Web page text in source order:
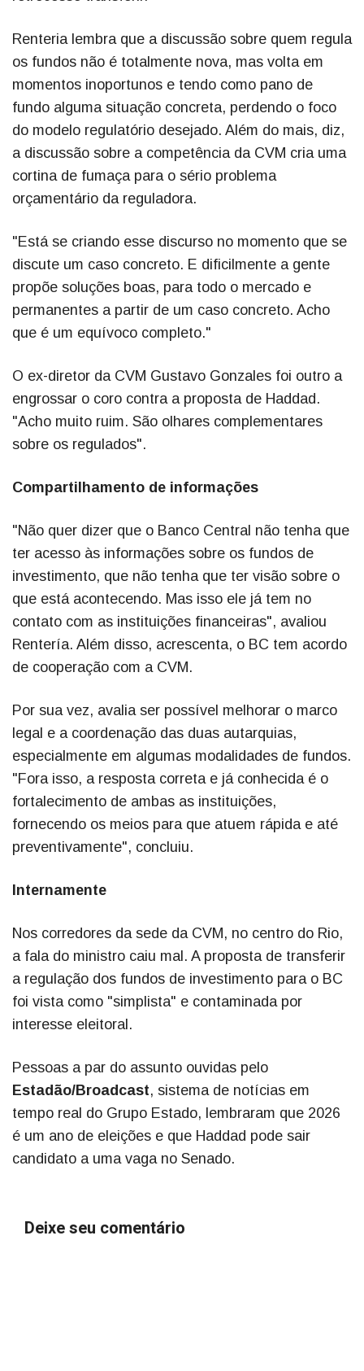
Renteria lembra que a discussão sobre quem regula
os fundos não é totalmente nova, mas volta em
momentos inoportunos e tendo como pano de
fundo alguma situação concreta, perdendo o foco
do modelo regulatório desejado. Além do mais, diz,
a discussão sobre a competência da CVM cria uma
cortina de fumaça para o sério problema
orçamentário da reguladora.
"Está se criando esse discurso no momento que se
discute um caso concreto. E dificilmente a gente
propõe soluções boas, para todo o mercado e
permanentes a partir de um caso concreto. Acho
que é um equívoco completo."
O ex-diretor da CVM Gustavo Gonzales foi outro a
engrossar o coro contra a proposta de Haddad.
"Acho muito ruim. São olhares complementares
sobre os regulados".
Compartilhamento de informações
"Não quer dizer que o Banco Central não tenha que
ter acesso às informações sobre os fundos de
investimento, que não tenha que ter visão sobre o
que está acontecendo. Mas isso ele já tem no
contato com as instituições financeiras", avaliou
Rentería. Além disso, acrescenta, o BC tem acordo
de cooperação com a CVM.
Por sua vez, avalia ser possível melhorar o marco
legal e a coordenação das duas autarquias,
especialmente em algumas modalidades de fundos.
"Fora isso, a resposta correta e já conhecida é o
fortalecimento de ambas as instituições,
fornecendo os meios para que atuem rápida e até
preventivamente", concluiu.
Internamente
Nos corredores da sede da CVM, no centro do Rio,
a fala do ministro caiu mal. A proposta de transferir
a regulação dos fundos de investimento para o BC
foi vista como "simplista" e contaminada por
interesse eleitoral.
Pessoas a par do assunto ouvidas pelo
Estadão/Broadcast, sistema de notícias em
tempo real do Grupo Estado, lembraram que 2026
é um ano de eleições e que Haddad pode sair
candidato a uma vaga no Senado.
Deixe seu comentário